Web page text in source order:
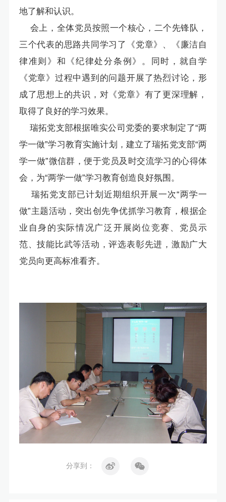
地了解和认识。
会上，全体党员按照一个核心，二个先锋队，
三个代表的思路共同学习了《党章》、《廉洁自
律准则》和《纪律处分条例》。同时，就自学
《党章》过程中遇到的问题开展了热烈讨论，形
成了思想上的共识，对《党章》有了更深理解，
取得了良好的学习效果。
瑞拓党支部根据唯实公司党委的要求制定了“两
学一做”学习教育实施计划，建立了瑞拓党支部“两
学一做”微信群，便于党员及时交流学习的心得体
会，为“两学一做”学习教育创造良好氛围。
瑞拓党支部已计划近期组织开展一次“两学一
做”主题活动，突出创先争优抓学习教育，根据企
业自身的实际情况广泛开展岗位竞赛、党员示
范、技能比武等活动，评选表彰先进，激励广大
党员向更高标准看齐。
分享到：